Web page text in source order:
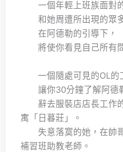
一個年輕上班族面對的
和她周遭所出現的眾多
在阿德勒的引導下，
將使你看見自己所有問
一個隨處可見的OL的
讓你30分鐘了解阿德勒
辭去服裝店店長工作的
寓「日暮莊」。
失意落寞的她，在帥哥
補習班助教老師。